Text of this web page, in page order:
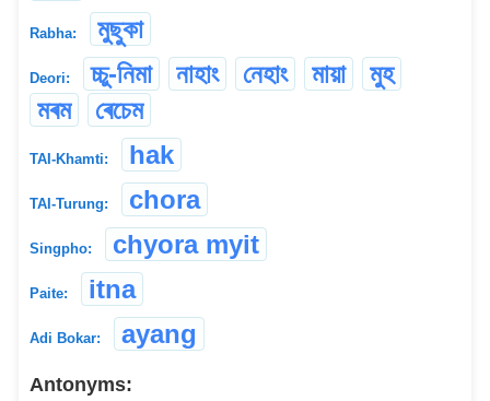
Rabha: মুছুকা
Deori: চ্চু-নিমা নাহাং নেহাং মায়া
মুহ
মৰম
ৰেচেম
TAI-Khamti: hak
TAI-Turung: chora
Singpho: chyora myit
Paite: itna
Adi Bokar: ayang
Antonyms: